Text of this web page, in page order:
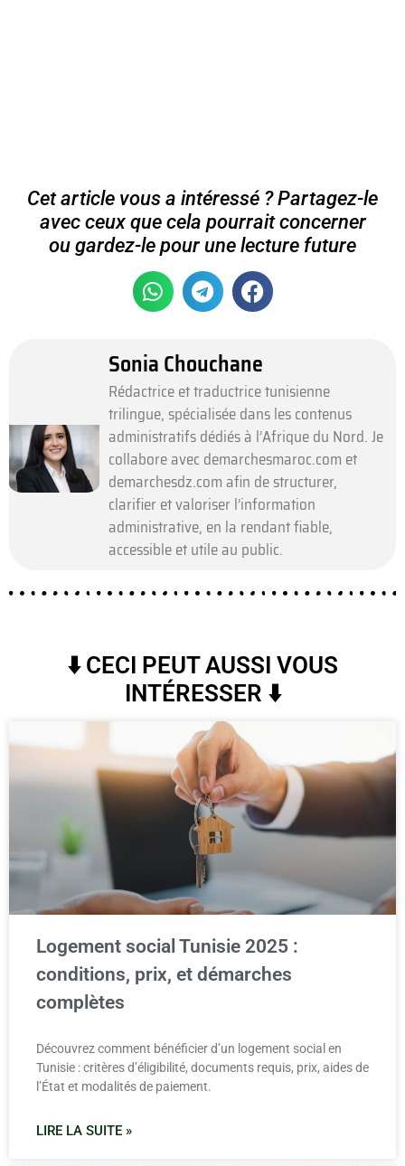
Cet article vous a intéressé ? Partagez-le
avec ceux que cela pourrait concerner
ou gardez-le pour une lecture future
Sonia Chouchane
Rédactrice et traductrice tunisienne
trilingue, spécialisée dans les contenus
administratifs dédiés à l’Afrique du Nord. Je
collabore avec demarchesmaroc.com et
demarchesdz.com afin de structurer,
clarifier et valoriser l’information
administrative, en la rendant fiable,
accessible et utile au public.
⬇️ CECI PEUT AUSSI VOUS
INTÉRESSER ⬇️
Logement social Tunisie 2025 :
conditions, prix, et démarches
complètes
Découvrez comment bénéficier d’un logement social en
Tunisie : critères d’éligibilité, documents requis, prix, aides de
l’État et modalités de paiement.
LIRE LA SUITE »